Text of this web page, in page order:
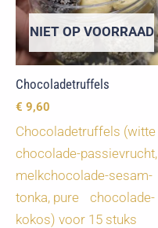
NIET OP VOORRAAD
Chocoladetruffels
€ 9,60
Chocoladetruffels (witte
chocolade-passievrucht,
melkchocolade-sesam-
tonka, pure chocolade-
kokos) voor 15 stuks